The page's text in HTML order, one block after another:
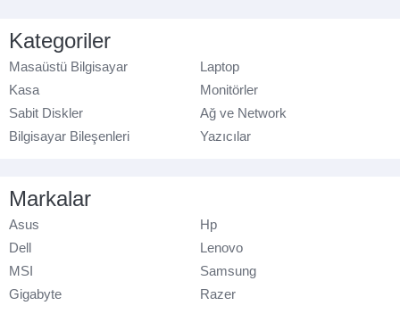
Kategoriler
Masaüstü Bilgisayar
Laptop
Kasa
Monitörler
Sabit Diskler
Ağ ve Network
Bilgisayar Bileşenleri
Yazıcılar
Markalar
Asus
Hp
Dell
Lenovo
MSI
Samsung
Gigabyte
Razer